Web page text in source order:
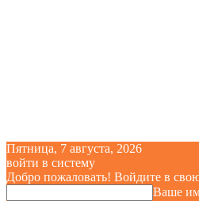
Пятница, 7 августа, 2026
войти в систему
Добро пожаловать! Войдите в
Ваше